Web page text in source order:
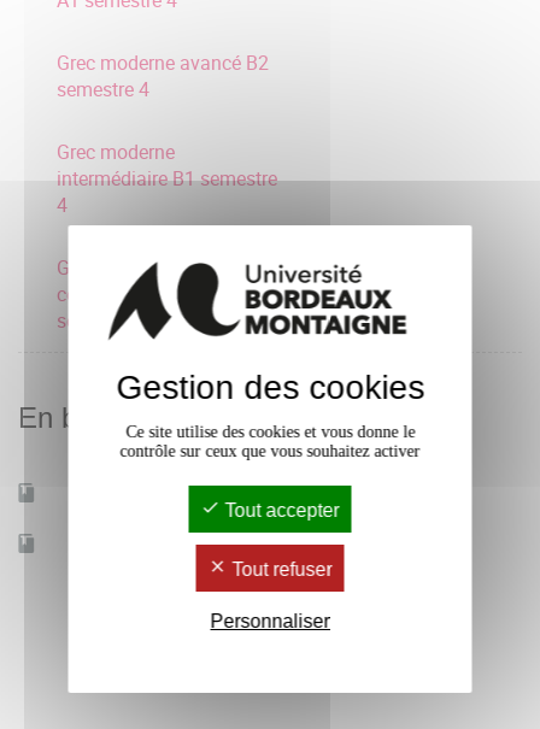
Grec moderne avancé B2
semestre 4
Grec moderne
intermédiaire B1 semestre
4
Grec moderne
consolidation A2
semestre 4
En bref
Accessible à distance Non
Gestion des cookies
Ce site utilise des cookies et vous donne le
contrôle sur ceux que vous souhaitez activer
Tout accepter
Tout refuser
Personnaliser